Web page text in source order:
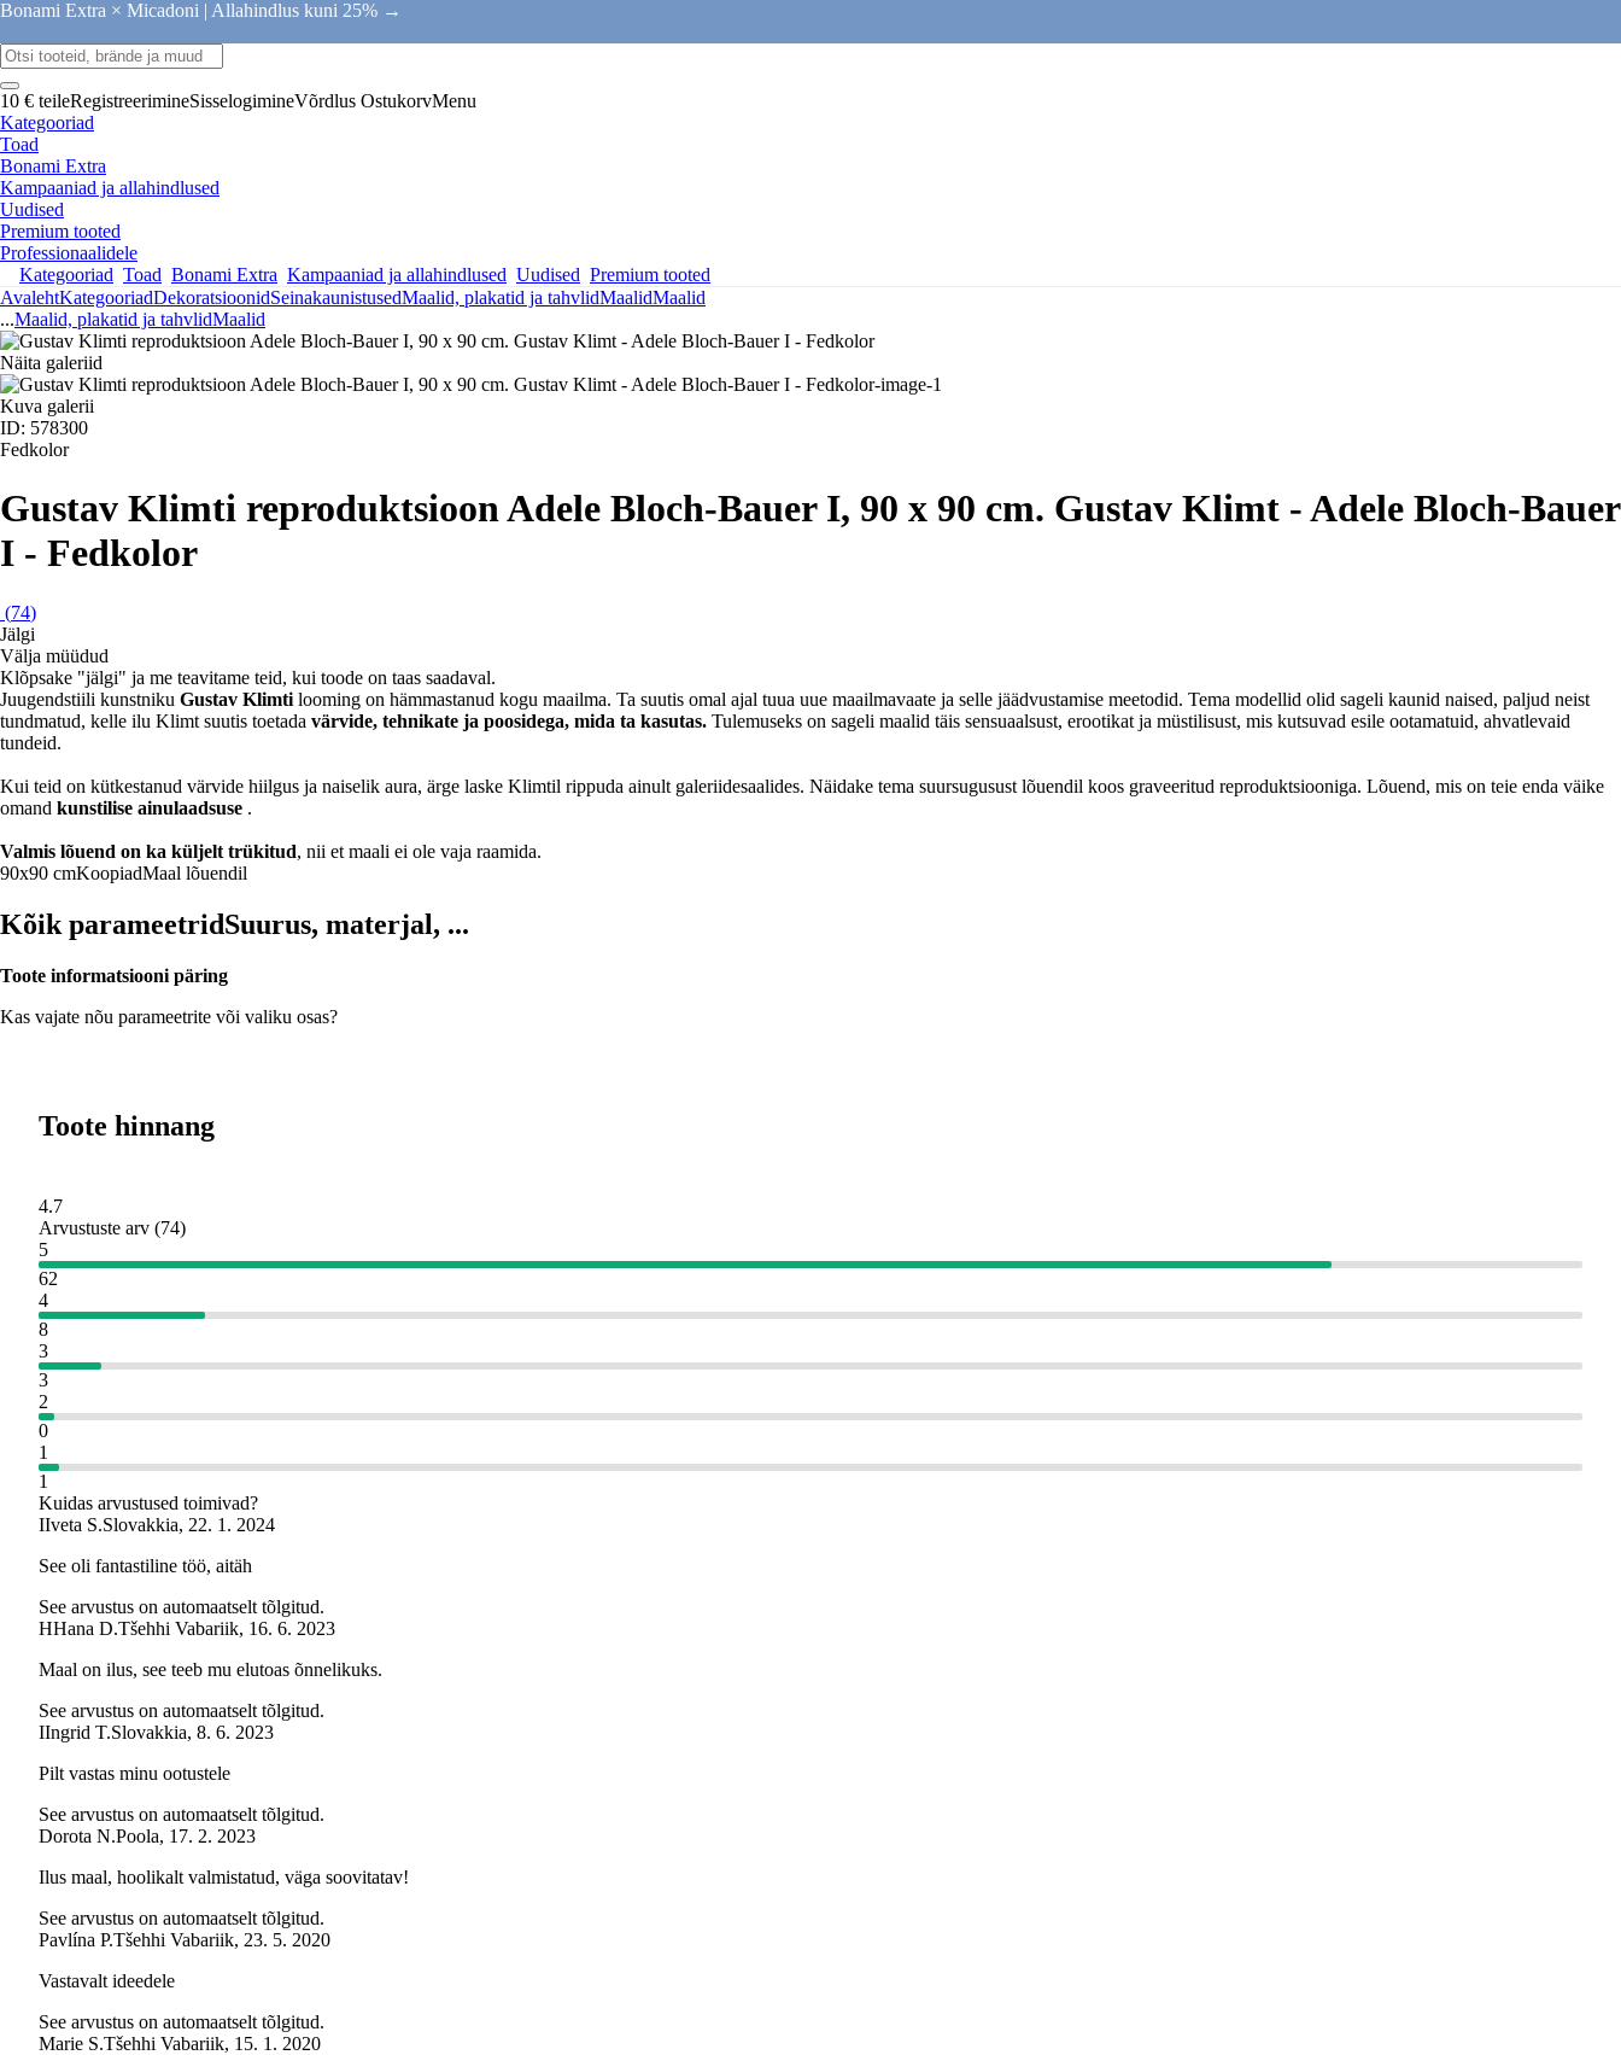
Bonami Extra × Micadoni | Allahindlus kuni 25% →
10 € teileRegistreerimineSisselogimineVõrdlus OstukorvMenu
Kategooriad
Toad
Bonami Extra
Kampaaniad ja allahindlused
Uudised
Premium tooted
Professionaalidele
Kategooriad Toad Bonami Extra Kampaaniad ja allahindlused Uudised Premium tooted
AvalehtKategooriadDekoratsioonidSeinakaunistusedMaalid, plakatid ja tahvlidMaalidMaalid
...Maalid, plakatid ja tahvlidMaalid
Näita galeriid
Kuva galerii
ID: 578300
Fedkolor
Gustav Klimti reproduktsioon Adele Bloch-Bauer I, 90 x 90 cm. Gustav Klimt - Adele Bloch-Bauer
I - Fedkolor
(74)
Jälgi
Välja müüdud
Klõpsake "jälgi" ja me teavitame teid, kui toode on taas saadaval.
Juugendstiili kunstniku Gustav Klimti looming on hämmastanud kogu maailma. Ta suutis omal ajal tuua uue maailmavaate ja selle jäädvustamise meetodid. Tema modellid olid sageli kaunid naised, paljud neist
tundmatud, kelle ilu Klimt suutis toetada värvide, tehnikate ja poosidega, mida ta kasutas. Tulemuseks on sageli maalid täis sensuaalsust, erootikat ja müstilisust, mis kutsuvad esile ootamatuid, ahvatlevaid
tundeid.
Kui teid on kütkestanud värvide hiilgus ja naiselik aura, ärge laske Klimtil rippuda ainult galeriidesaalides. Näidake tema suursugusust lõuendil koos graveeritud reproduktsiooniga. Lõuend, mis on teie enda väike
omand kunstilise ainulaadsuse .
Valmis lõuend on ka küljelt trükitud, nii et maali ei ole vaja raamida.
90x90 cmKoopiadMaal lõuendil
Kõik parameetridSuurus, materjal, ...
Toote informatsiooni päring
Kas vajate nõu parameetrite või valiku osas?
Toote hinnang
4.7
Arvustuste arv (74)
5
62
4
8
3
3
2
0
1
1
Kuidas arvustused toimivad?
IIveta S.Slovakkia, 22. 1. 2024
See oli fantastiline töö, aitäh
See arvustus on automaatselt tõlgitud.
HHana D.Tšehhi Vabariik, 16. 6. 2023
Maal on ilus, see teeb mu elutoas õnnelikuks.
See arvustus on automaatselt tõlgitud.
IIngrid T.Slovakkia, 8. 6. 2023
Pilt vastas minu ootustele
See arvustus on automaatselt tõlgitud.
Dorota N.Poola, 17. 2. 2023
Ilus maal, hoolikalt valmistatud, väga soovitatav!
See arvustus on automaatselt tõlgitud.
Pavlína P.Tšehhi Vabariik, 23. 5. 2020
Vastavalt ideedele
See arvustus on automaatselt tõlgitud.
Marie S.Tšehhi Vabariik, 15. 1. 2020